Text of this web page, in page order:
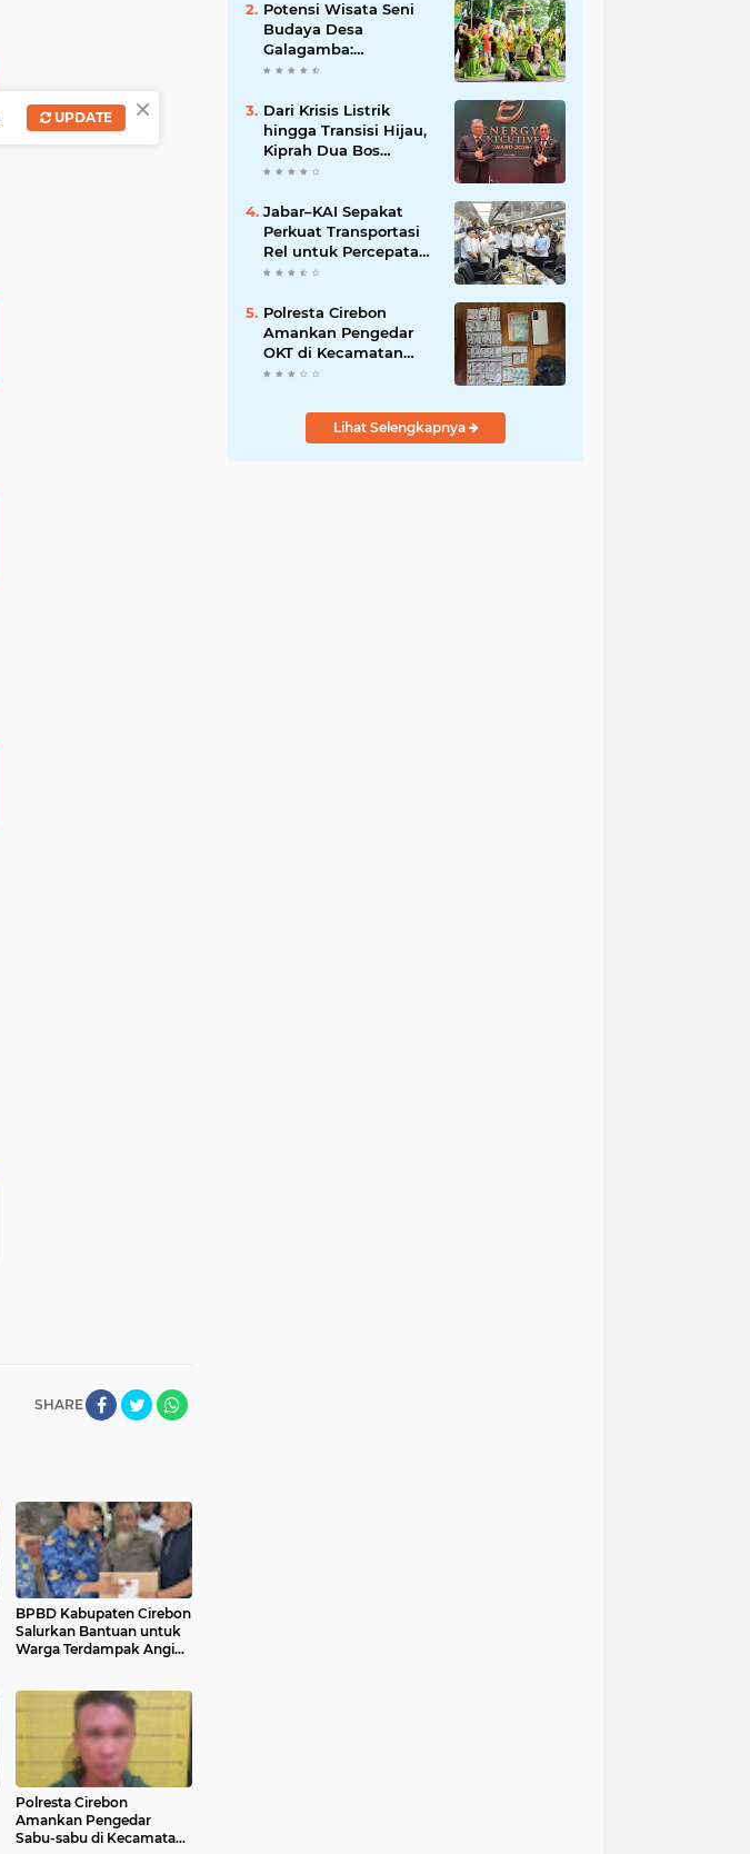
SHARE
BPBD Kabupaten Cirebon
Salurkan Bantuan untuk
Warga Terdampak Angin
Polresta Cirebon
Amankan Pengedar
Sabu-sabu di Kecamatan
Potensi Wisata Seni
Budaya Desa
Galagamba:
Menghidupkan
Dari Krisis Listrik
hingga Transisi Hijau,
Kiprah Dua Bos
Cirebon Power
Jabar–KAI Sepakat
Perkuat Transportasi
Rel untuk Percepatan
Mobilitas Warga
Polresta Cirebon
Amankan Pengedar
OKT di Kecamatan
Lemahabang
Lihat Selengkapnya
×
UPDATE